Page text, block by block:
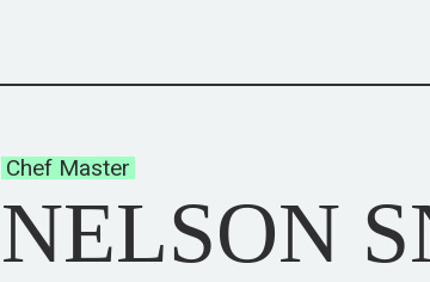
Chef Master
NELSON